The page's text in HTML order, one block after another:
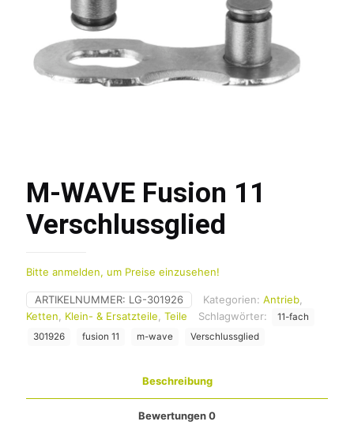
M-WAVE Fusion 11
Verschlussglied
Bitte anmelden, um Preise einzusehen!
ARTIKELNUMMER: LG-301926 Kategorien: Antrieb
Ketten
Klein- & Ersatzteile Teile Schlagwörter:
11-fach
301926
fusion 11 m-wave Verschlussglied
Beschreibung
Bewertungen0